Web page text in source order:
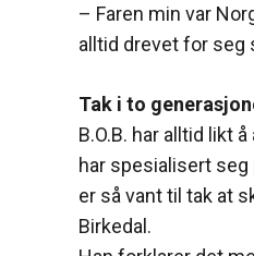
– Faren min var
alltid drevet for seg
Tak i to
B.O.B. har alltid likt
har spesialisert seg
er så vant til tak at
Birkedal.